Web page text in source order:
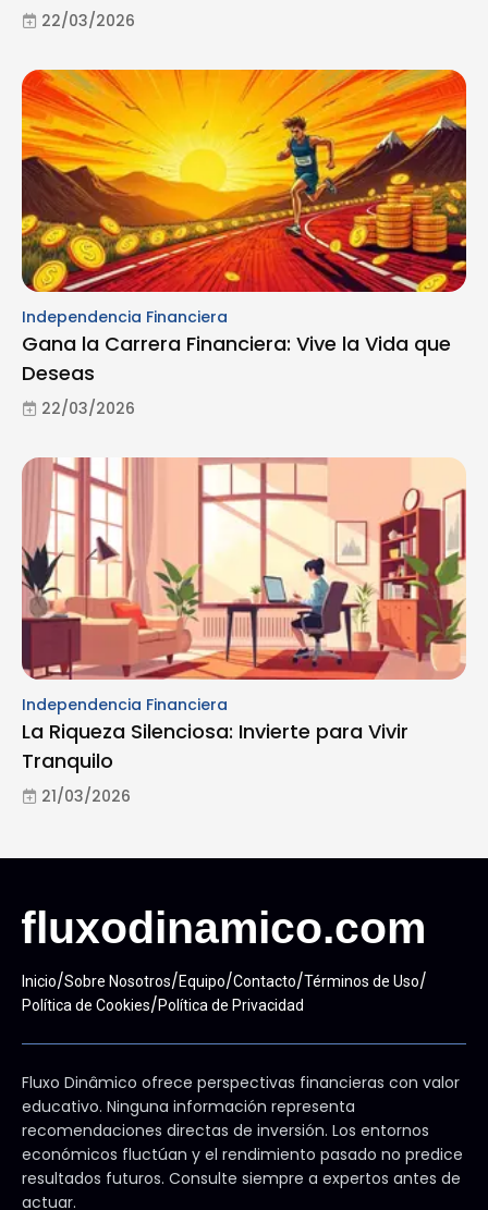
22/03/2026
Independencia Financiera
Gana la Carrera Financiera: Vive la Vida que
Deseas
22/03/2026
Independencia Financiera
La Riqueza Silenciosa: Invierte para Vivir
Tranquilo
21/03/2026
Inicio/Sobre Nosotros/Equipo/Contacto/Términos de Uso/
Política de Cookies/Política de Privacidad
Fluxo Dinâmico ofrece perspectivas financieras con valor
educativo. Ninguna información representa
recomendaciones directas de inversión. Los entornos
económicos fluctúan y el rendimiento pasado no predice
resultados futuros. Consulte siempre a expertos antes de
actuar.